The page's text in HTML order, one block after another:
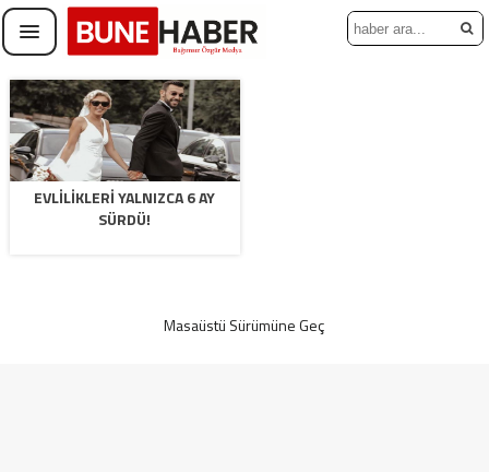
EVLILIKLERI YALNIZCA 6 AY
SÜRDÜ!
Masaüstü Sürümüne Geç